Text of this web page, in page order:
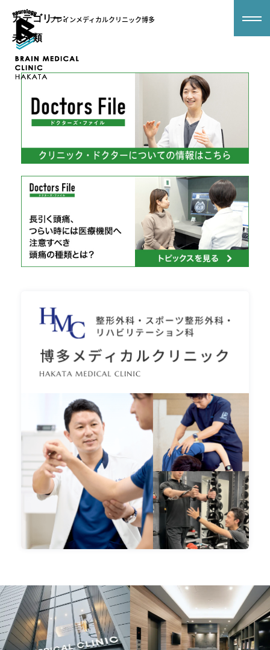
ブレインメディカルクリニック博多
カテゴリー:
未分類